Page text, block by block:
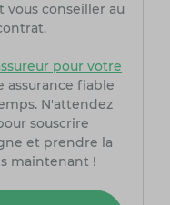
vous conseiller au
pour votre
fiable
N'attendez
souscrire
et prendre la
maintenant !